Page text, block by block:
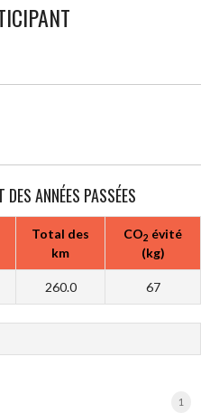
ANNÉES PASSÉES
Total des
km
CO2 évité
(kg)
260.0 67
1